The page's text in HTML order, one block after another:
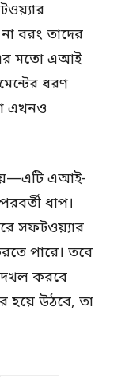
বরং তাদের
এর মতো এআই
ধরণ
এখনও
এআই-
ধাপ।
সফটওয়্যার
পারে। তবে
দখল করবে
হয়ে উঠবে, তা